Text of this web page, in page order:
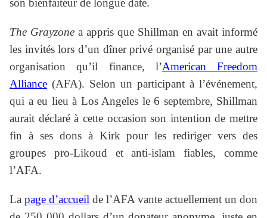
son bienfaiteur de longue date.
The Grayzone a appris que Shillman en avait informé
les invités lors d’un dîner privé organisé par une autre
organisation qu’il finance, l’American Freedom
Alliance (AFA). Selon un participant à l’événement,
qui a eu lieu à Los Angeles le 6 septembre, Shillman
aurait déclaré à cette occasion son intention de mettre
fin à ses dons à Kirk pour les rediriger vers des
groupes pro-Likoud et anti-islam fiables, comme
l’AFA.
La page d’accueil de l’AFA vante actuellement un don